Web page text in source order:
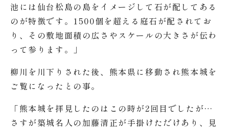
池には仙台松島の島をイメージして石が配してある
のが特徴です。1500個を超える庭石が配されてお
り、その敷地面積の広さやスケールの大きさが伝わ
って参ります。」
柳川を川下りされた後、熊本県に移動され熊本城を
ご覧になったとの事。
「熊本城を拝見したのはこの時が2回目でしたが…
さすが築城名人の加藤清正が手掛けただけあり、見